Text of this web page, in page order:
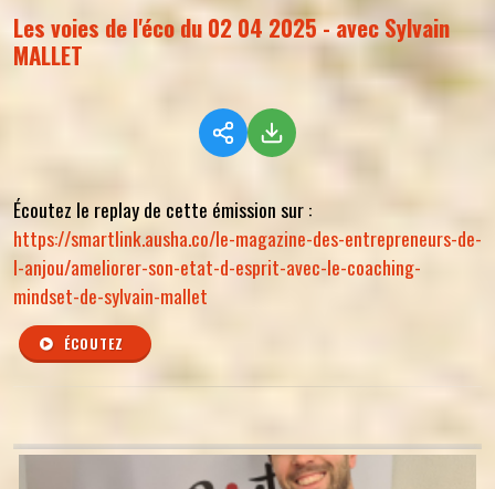
Les voies de l'éco du 02 04 2025 - avec Sylvain
MALLET
Écoutez le replay de cette émission sur :
https://smartlink.ausha.co/le-magazine-des-entrepreneurs-de-
l-anjou/ameliorer-son-etat-d-esprit-avec-le-coaching-
mindset-de-sylvain-mallet
ÉCOUTEZ